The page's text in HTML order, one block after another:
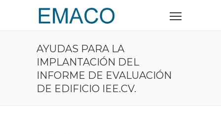
AYUDAS PARA LA
IMPLANTACIÓN DEL
INFORME DE EVALUACIÓN
DE EDIFICIO IEE.CV.